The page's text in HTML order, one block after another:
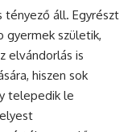
tényező áll. Egyrészt
gyermek születik,
elvándorlás is
hiszen sok
telepedik le